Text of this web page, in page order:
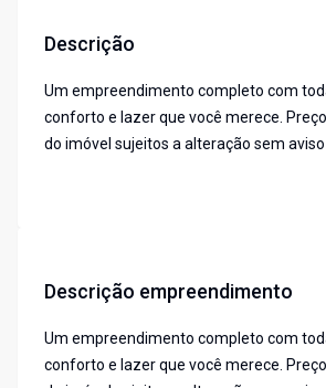
Descrição
Um empreendimento completo com
conforto e lazer que você merece.
do imóvel sujeitos a alteração sem
Descrição empreendimento
Um empreendimento completo com
conforto e lazer que você merece.